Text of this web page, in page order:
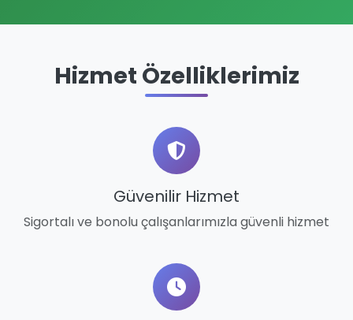
Hizmet Özelliklerimiz
Güvenilir Hizmet
Sigortalı ve bonolu çalışanlarımızla güvenli hizmet